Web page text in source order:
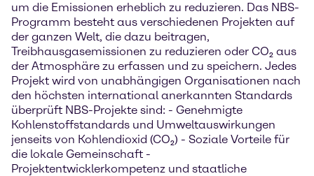
um die Emissionen erheblich zu reduzieren. Das NBS-
Programm besteht aus verschiedenen Projekten auf
der ganzen Welt, die dazu beitragen,
Treibhausgasemissionen zu reduzieren oder CO₂ aus
der Atmosphäre zu erfassen und zu speichern. Jedes
Projekt wird von unabhängigen Organisationen nach
den höchsten international anerkannten Standards
überprüft NBS-Projekte sind: - Genehmigte
Kohlenstoffstandards und Umweltauswirkungen
jenseits von Kohlendioxid (CO₂) - Soziale Vorteile für
die lokale Gemeinschaft -
Projektentwicklerkompetenz und staatliche